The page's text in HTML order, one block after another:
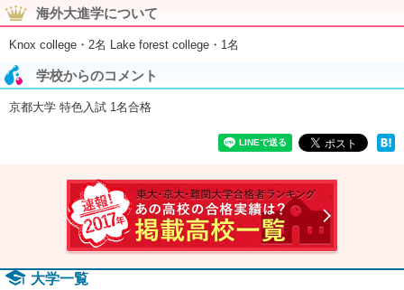
海外大進学について
Knox college・2名 Lake forest college・1名
学校からのコメント
京都大学 特色入試 1名合格
大学一覧